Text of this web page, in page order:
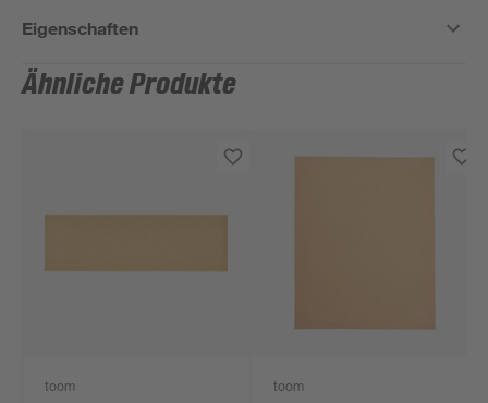
Eigenschaften
Ähnliche Produkte
toom toom